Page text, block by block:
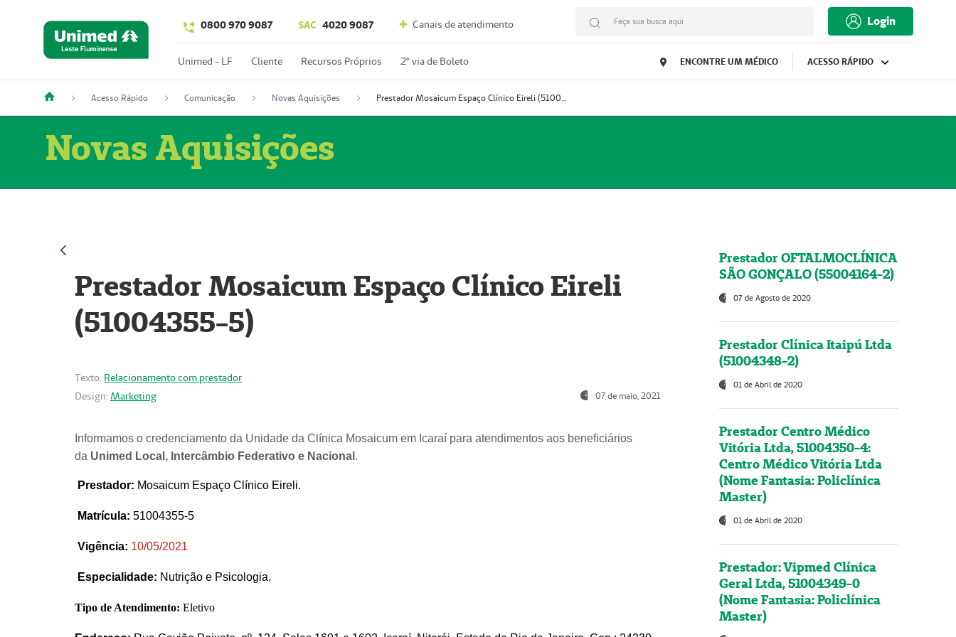
0800 970 9087 SAC 4020 9087 Canais de atendimento Faça sua busca aqui Login
Unimed - LF Cliente Recursos Próprios 2º via de Boleto ENCONTRE UM MÉDICO ACESSO RÁPIDO
Acesso Rápido Comunicação Novas Aquisições Prestador Mosaicum Espaço Clínico Eireli (51004355-5)
Novas Aquisições
Prestador Mosaicum Espaço Clínico Eireli
(51004355-5)
Texto: Relacionamento com prestador
Design: Marketing 07 de maio, 2021
Informamos o credenciamento da Unidade da Clínica Mosaicum em Icaraí para atendimentos aos beneficiários
da Unimed Local, Intercâmbio Federativo e Nacional .
Prestador: Mosaicum Espaço Clínico Eireli.
Matrícula: 51004355-5
Vigência: 10/05/2021
Especialidade: Nutrição e Psicologia.
Tipo de Atendimento: Eletivo
Prestador OFTALMOCLÍNICA
SÃO GONÇALO (55004164-2)
07 de Agosto de 2020
Prestador Clínica Itaipú Ltda
(51004348-2)
01 de Abril de 2020
Prestador Centro Médico
Vitória Ltda, 51004350-4:
Centro Médico Vitória Ltda
(Nome Fantasia: Policlínica
Master)
01 de Abril de 2020
Prestador: Vipmed Clínica
Geral Ltda, 51004349-0
(Nome Fantasia: Policlínica
Master)